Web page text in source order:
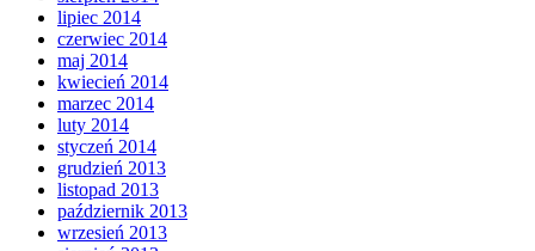
lipiec 2014
czerwiec 2014
maj 2014
kwiecień 2014
marzec 2014
luty 2014
styczeń 2014
grudzień 2013
listopad 2013
październik 2013
wrzesień 2013